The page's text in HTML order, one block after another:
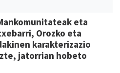
eta
Orozko eta
karakterizazio
jatorrian hobeto